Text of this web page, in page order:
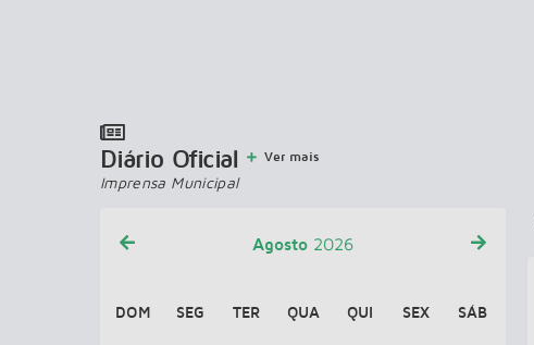
Diário Oficial
Imprensa Municipal
Ver mais
Agosto 2026
DOM SEG TER QUA QUI SEX SÁB